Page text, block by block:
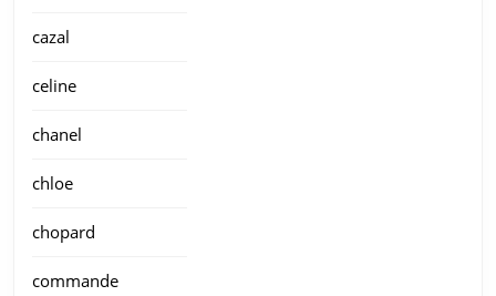
cazal
celine
chanel
chloe
chopard
commande